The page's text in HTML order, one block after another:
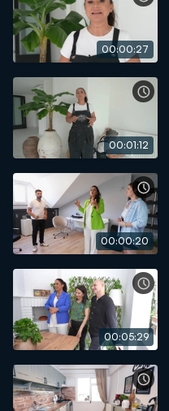
00:00:27
00:01:12
00:00:20
00:05:29